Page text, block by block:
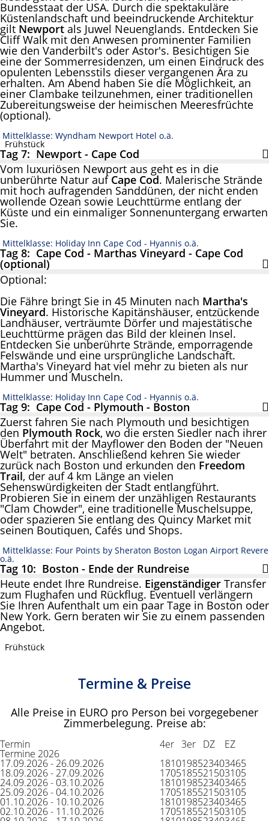
Bundesstaat der USA. Durch die spektakuläre
Küstenlandschaft und beeindruckende Architektur
gilt Newport als Juwel Neuenglands. Entdecken Sie
Cliff Walk mit den Anwesen prominenter Familien
wie den Vanderbilt's oder Astor's. Besichtigen Sie
eine der Sommerresidenzen, um einen Eindruck des
opulenten Lebensstils dieser vergangenen Ära zu
erhalten. Am Abend haben Sie die Möglichkeit, an
einer Clambake teilzunehmen, einer traditionellen
Zubereitungsweise der heimischen Meeresfrüchte
(optional).
Mittelklasse: Wyndham Newport Hotel o.ä.
Frühstück
Tag 7: Newport - Cape Cod
Vom luxuriösen Newport aus geht es in die
unberührte Natur auf Cape Cod. Malerische Strände
mit hoch aufragenden Sanddünen, der nicht enden
wollende Ozean sowie Leuchttürme entlang der
Küste und ein einmaliger Sonnenuntergang erwarten
Sie.
Mittelklasse: Holiday Inn Cape Cod - Hyannis o.ä.
Tag 8: Cape Cod - Marthas Vineyard - Cape Cod
(optional)
Optional:
Die Fähre bringt Sie in 45 Minuten nach Martha's
Vineyard. Historische Kapitänshäuser, entzückende
Landhäuser, verträumte Dörfer und majestätische
Leuchttürme prägen das Bild der kleinen Insel.
Entdecken Sie unberührte Strände, emporragende
Felswände und eine ursprüngliche Landschaft.
Martha's Vineyard hat viel mehr zu bieten als nur
Hummer und Muscheln.
Mittelklasse: Holiday Inn Cape Cod - Hyannis o.ä.
Tag 9: Cape Cod - Plymouth - Boston
Zuerst fahren Sie nach Plymouth und besichtigen
den Plymouth Rock, wo die ersten Siedler nach ihrer
Überfahrt mit der Mayflower den Boden der "Neuen
Welt" betraten. Anschließend kehren Sie wieder
zurück nach Boston und erkunden den Freedom
Trail, der auf 4 km Länge an vielen
Sehenswürdigkeiten der Stadt entlangführt.
Probieren Sie in einem der unzähligen Restaurants
"Clam Chowder", eine traditionelle Muschelsuppe,
oder spazieren Sie entlang des Quincy Market mit
seinen Boutiquen, Cafés und Shops.
Mittelklasse: Four Points by Sheraton Boston Logan Airport Revere
o.ä.
Tag 10: Boston - Ende der Rundreise
Heute endet Ihre Rundreise. Eigenständiger Transfer
zum Flughafen und Rückflug. Eventuell verlängern
Sie Ihren Aufenthalt um ein paar Tage in Boston oder
New York. Gern beraten wir Sie zu einem passenden
Angebot.
Frühstück
Termine & Preise
Alle Preise in EURO pro Person bei vorgegebener
Zimmerbelegung. Preise ab:
Termin 4er 3er DZ EZ
Termine 2026
17.09.2026 - 26.09.2026 1810198523403465
18.09.2026 - 27.09.2026 1705185521503105
24.09.2026 - 03.10.2026 1810198523403465
25.09.2026 - 04.10.2026 1705185521503105
01.10.2026 - 10.10.2026 1810198523403465
02.10.2026 - 11.10.2026 1705185521503105